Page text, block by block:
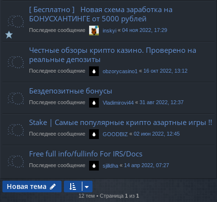
[ Бесплатно ] Новая схема заработка на
БОНУСХАНТИНГЕ от 5000 рублей
Последнее сообщение inskyi « 04 ноя 2022, 17:29
Честные обзоры крипто казино. Проверено на
реальные депозиты
Последнее сообщение obzorycasino1 « 16 окт 2022, 13:12
Бездепозитные бонусы
Последнее сообщение Vladimirovi44 « 31 авг 2022, 12:37
Stake | Самые популярные крипто азартные игры !!
Последнее сообщение GOODBIZ « 02 июн 2022, 12:45
Free full info/fullinfo For IRS/Docs
Последнее сообщение sjilldha « 14 апр 2022, 07:27
Новая тема
12 тем • Страница 1 из 1